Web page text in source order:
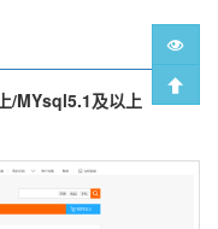
/MYsql5.1及以上